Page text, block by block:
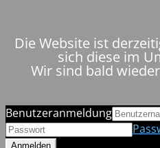
Die Website ist
sich diese im
Wir sind bald
Benutzeranmeldung